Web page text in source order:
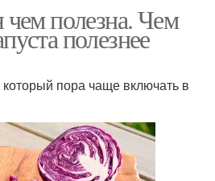
чем полезна. Чем
полезнее
пора чаще включать в